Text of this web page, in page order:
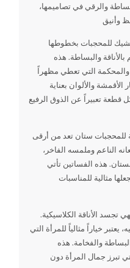
والرقي في تصاميمها،
للمحجبات بخطوطها
بالأناقة والبساطة. هذه
والمحكمة التي تعطي مظهراً
والألوان بعناية
قطعة تعبيراً عن الذوق الرفيع
للمحجبات ستان تعد من أرقى
الناعم وملمسه الفاخر،
هذه الفساتين تأتي
مثالية للمناسبات
تجسد الأناقة الكلاسيكية.
يعتبر خياراً مثالياً للمرأة التي
والفخامة. هذه
تبرز جمال المرأة دون